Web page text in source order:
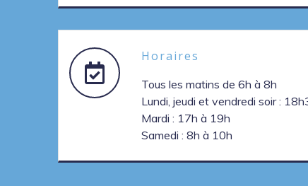
Horaires
Tous les matins de 6h à 8h
Lundi, jeudi et vendredi soir :
Mardi : 17h à 19h
Samedi : 8h à 10h